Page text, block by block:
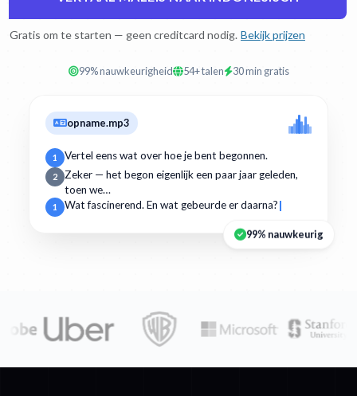
Gratis om te starten — geen creditcard nodig. Bekijk prijzen
99% nauwkeurigheid 54+ talen 30 min gratis
opname.mp3
1 Vertel eens wat over hoe je bent begonnen.
2
Zeker — het begon eigenlijk een paar jaar geleden,
toen we…
1 Wat fascinerend. En wat gebeurde er daarna?
99% nauwkeurig